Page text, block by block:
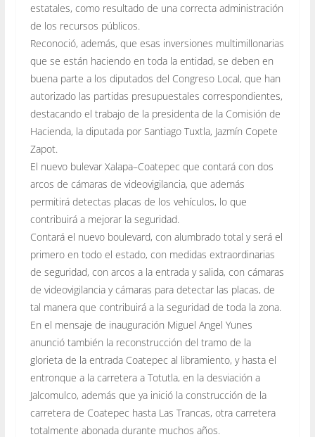
estatales, como resultado de una correcta administración
de los recursos públicos.
Reconoció, además, que esas inversiones multimillonarias
que se están haciendo en toda la entidad, se deben en
buena parte a los diputados del Congreso Local, que han
autorizado las partidas presupuestales correspondientes,
destacando el trabajo de la presidenta de la Comisión de
Hacienda, la diputada por Santiago Tuxtla, Jazmín Copete
Zapot.
El nuevo bulevar Xalapa–Coatepec que contará con dos
arcos de cámaras de videovigilancia, que además
permitirá detectas placas de los vehículos, lo que
contribuirá a mejorar la seguridad.
Contará el nuevo boulevard, con alumbrado total y será el
primero en todo el estado, con medidas extraordinarias
de seguridad, con arcos a la entrada y salida, con cámaras
de videovigilancia y cámaras para detectar las placas, de
tal manera que contribuirá a la seguridad de toda la zona.
En el mensaje de inauguración Miguel Angel Yunes
anunció también la reconstrucción del tramo de la
glorieta de la entrada Coatepec al libramiento, y hasta el
entronque a la carretera a Totutla, en la desviación a
Jalcomulco, además que ya inició la construcción de la
carretera de Coatepec hasta Las Trancas, otra carretera
totalmente abonada durante muchos años.